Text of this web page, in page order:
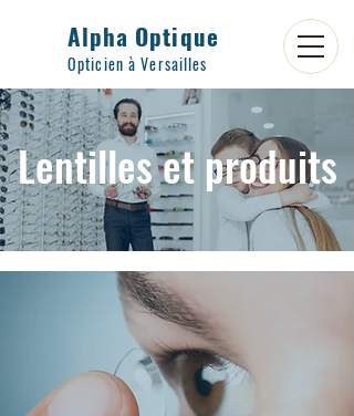
Alpha Optique
Opticien à Versailles
Lentilles et produits